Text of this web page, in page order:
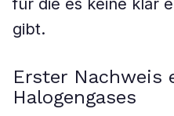
für die es keine klar
gibt.
Erster Nachweis
Halogengases